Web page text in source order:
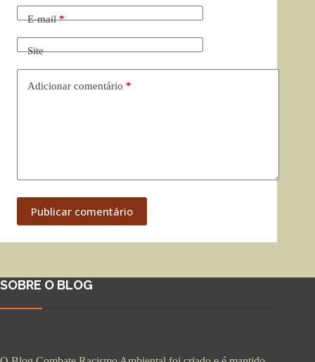
E-mail*
Site
Adicionar comentário *
Publicar comentário
SOBRE O BLOG